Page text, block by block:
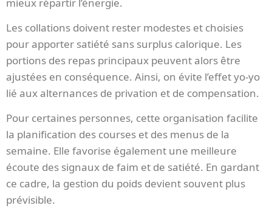
Les collations doivent rester modestes et choisies
pour apporter satiété sans surplus calorique. Les
portions des repas principaux peuvent alors être
ajustées en conséquence. Ainsi, on évite l’effet yo-yo
lié aux alternances de privation et de compensation.
Pour certaines personnes, cette organisation facilite
la planification des courses et des menus de la
semaine. Elle favorise également une meilleure
écoute des signaux de faim et de satiété. En gardant
ce cadre, la gestion du poids devient souvent plus
prévisible.